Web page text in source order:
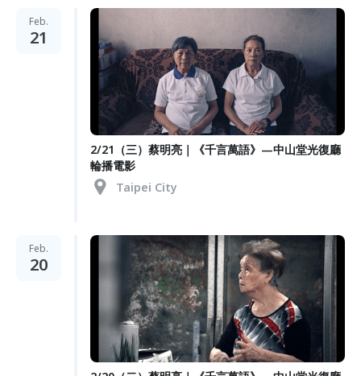
Feb.
21
2/21（三）蔡明亮｜《千言萬語》—中山堂光復廳
輪播電影
Taipei City
Feb.
20